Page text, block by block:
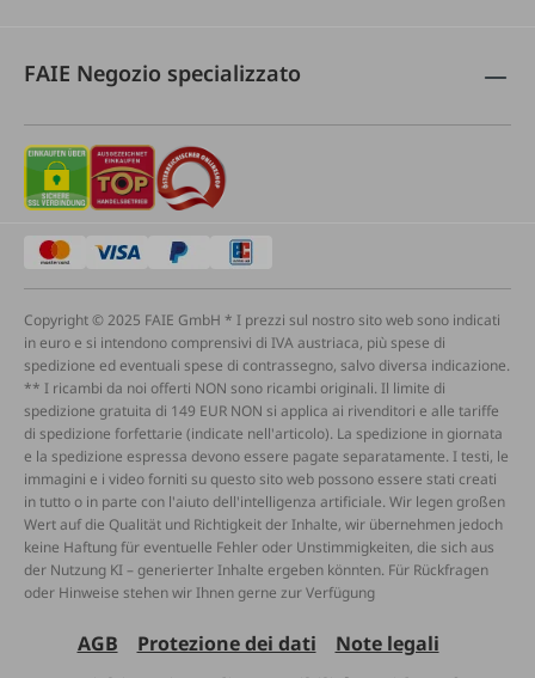
FAIE Negozio specializzato
Copyright © 2025 FAIE GmbH * I prezzi sul nostro sito web sono indicati
in euro e si intendono comprensivi di IVA austriaca, più spese di
spedizione ed eventuali spese di contrassegno, salvo diversa indicazione.
** I ricambi da noi offerti NON sono ricambi originali. Il limite di
spedizione gratuita di 149 EUR NON si applica ai rivenditori e alle tariffe
di spedizione forfettarie (indicate nell'articolo). La spedizione in giornata
e la spedizione espressa devono essere pagate separatamente. I testi, le
immagini e i video forniti su questo sito web possono essere stati creati
in tutto o in parte con l'aiuto dell'intelligenza artificiale. Wir legen großen
Wert auf die Qualität und Richtigkeit der Inhalte, wir übernehmen jedoch
keine Haftung für eventuelle Fehler oder Unstimmigkeiten, die sich aus
der Nutzung KI – generierter Inhalte ergeben könnten. Für Rückfragen
oder Hinweise stehen wir Ihnen gerne zur Verfügung
AGB Protezione dei dati
Note legali